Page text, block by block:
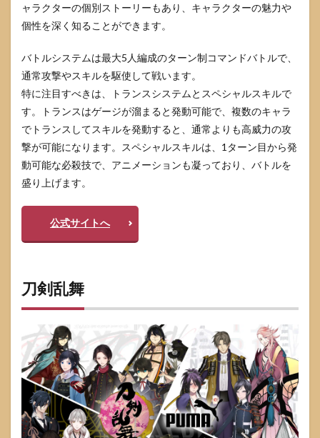
ャラクターの個別ストーリーもあり、キャラクターの魅力や
個性を深く知ることができます。
バトルシステムは最大5人編成のターン制コマンドバトルで、
通常攻撃やスキルを駆使して戦います。
特に注目すべきは、トランスシステムとスペシャルスキルで
す。トランスはゲージが溜まると発動可能で、複数のキャラ
でトランスしてスキルを発動すると、通常よりも高威力の攻
撃が可能になります。スペシャルスキルは、1ターン目から発
動可能な必殺技で、アニメーションも凝っており、バトルを
盛り上げます。
公式サイトへ
刀剣乱舞